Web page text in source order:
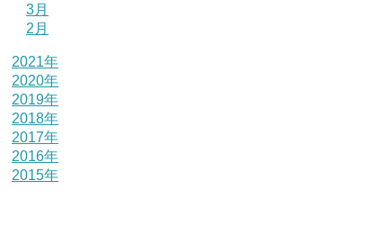
3月
2月
2021年
2020年
2019年
2018年
2017年
2016年
2015年